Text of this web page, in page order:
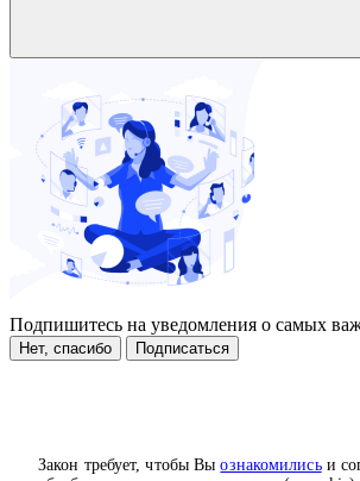
Закон требует, чтобы Выознакомилисьи
Подпишитесь на уведомления о самых
Нет, спасибо Подписаться